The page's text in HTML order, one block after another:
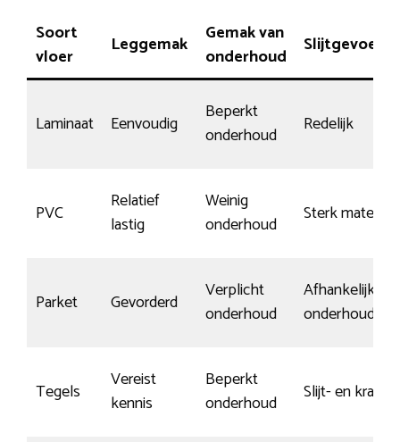
Soort
vloer
Leggemak
Gemak van
onderhoud
Laminaat Eenvoudig
Beperkt
onderhoud
Redelijk
PVC
Relatief
lastig
Weinig
onderhoud
Sterk materiaal
Parket Gevorderd
Verplicht
onderhoud
Afhankelijk van
onderhoud
Tegels
Vereist
kennis
Beperkt
onderhoud
Slijt- en